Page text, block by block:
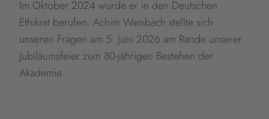
Im Oktober 2024 wurde er in den Deutschen
Ethikrat berufen. Achim Wambach stellte sich
unseren Fragen am 5. Juni 2026 am Rande unserer
Jubiläumsfeier zum 80-jährigen Bestehen der
Akademie.